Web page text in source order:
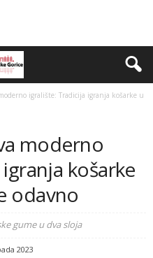
igralište: Tradicija igranja košarke u
moderno
košarke
odavno
gume u dva sloja
2023